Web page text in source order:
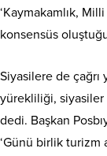
‘Kaymakamlık,
konsensüs
Siyasilere de çağrı
yürekliliği, siyasiler
dedi. Başkan
‘Günü birlik turizm